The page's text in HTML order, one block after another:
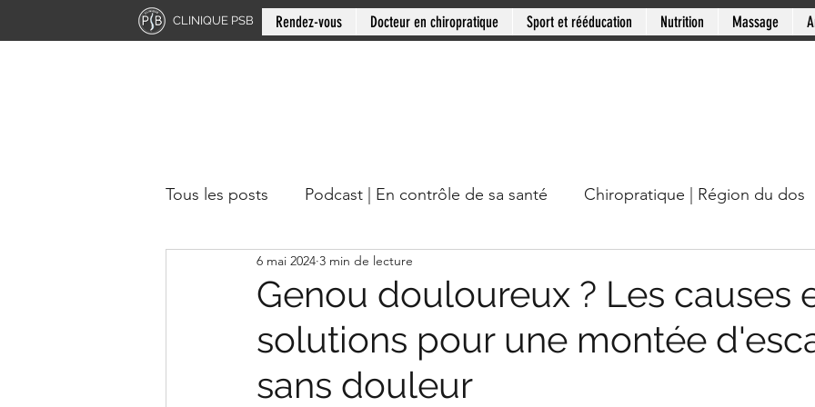
CLINIQUE PSB Rendez-vous Docteur en chiropratique Sport et rééducation Nutrition Massage
Tous les posts Podcast | En contrôle de sa santé Chiropratique | Région du dos
Chiropratique | Région du cou
Docteur en chiropratique Mini-série: Douleur chronique Clinique PSB:
Genou douloureux ? Les causes
solutions pour une montée
sans douleur
6 mai 2024 3 min de lecture